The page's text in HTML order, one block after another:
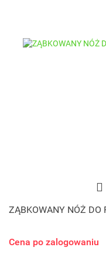
ZĄBKOWANY NÓŻ DO
Cena po zalogowaniu